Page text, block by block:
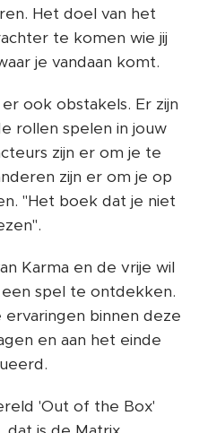
Het doel van het
te komen wie jij
je vandaan komt.
ook obstakels. Er zijn
rollen spelen in jouw
zijn er om je te
zijn er om je op
"Het boek dat je niet
Karma en de vrije wil
spel te ontdekken.
ervaringen binnen deze
en aan het einde
'Out of the Box'